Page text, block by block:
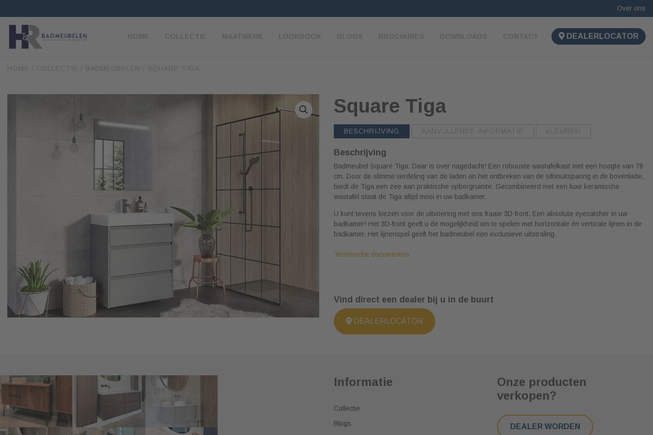
Over ons
HOME COLLECTIE MAATWERK LOOKBOOK BLOGS BROCHURES DOWNLOADS CONTACT DEALERLOCATOR
HOME COLLECTIE BADMEUBELEN / SQUARE TIGA
Square Tiga
BESCHRIJVING AANVULLENDE INFORMATIE KLEUREN
Beschrijving
Badmeubel Square Tiga: Daar is over nagedacht! Een robuuste wastafelkast met een hoogte van 78
cm. Door de slimme verdeling van de laden en het ontbreken van de sifonuitsparing in de bovenlade,
biedt de Tiga een zee aan praktische opbergruimte. Gecombineerd met een luxe keramische
wastafel staat de Tiga altijd mooi in uw badkamer.
U kunt tevens kiezen voor de uitvoering met ons fraaie 3D-front. Een absolute eyecatcher in uw
badkamer! Het 3D-front geeft u de mogelijkheid om te spelen met horizontale én verticale lijnen in de
badkamer. Het lijnenspel geeft het badmeubel een exclusieve uitstraling.
Technische documenten
Vind direct een dealer bij u in de buurt
DEALERLOCATOR
Informatie
Collectie
Blogs
Onze producten
verkopen?
DEALER WORDEN